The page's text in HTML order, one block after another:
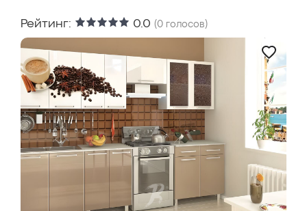
Рейтинг: 0.0 (0 голосов)